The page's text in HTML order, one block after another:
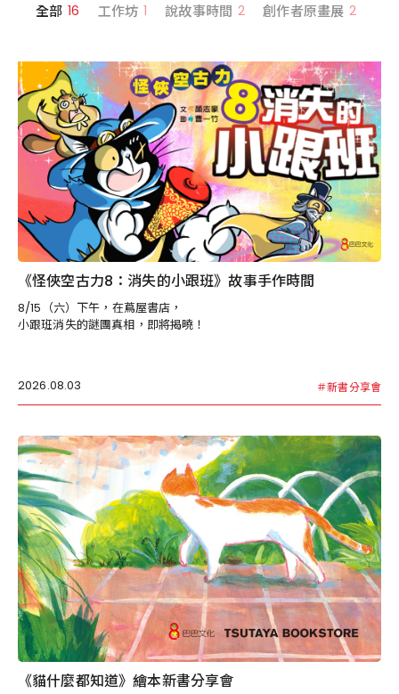
全部 16 工作坊 1 說故事時間 2 創作者原畫展 2
《怪俠空古力8：消失的小跟班》故事手作時間
8/15（六）下午，在蔦屋書店，
小跟班消失的謎團真相，即將揭曉！
2026.08.03 ＃新書分享會
《貓什麼都知道》繪本新書分享會